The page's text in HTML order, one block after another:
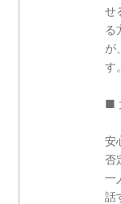
せ
る
が
す。
■
安
否
一
話